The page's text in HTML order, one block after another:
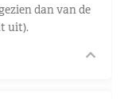
dan van de
uit).